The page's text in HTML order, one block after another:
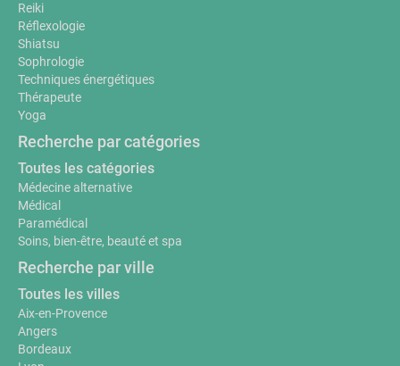
Reiki
Réflexologie
Shiatsu
Sophrologie
Techniques énergétiques
Thérapeute
Yoga
Recherche par catégories
Toutes les catégories
Médecine alternative
Médical
Paramédical
Soins, bien-être, beauté et spa
Recherche par ville
Toutes les villes
Aix-en-Provence
Angers
Bordeaux